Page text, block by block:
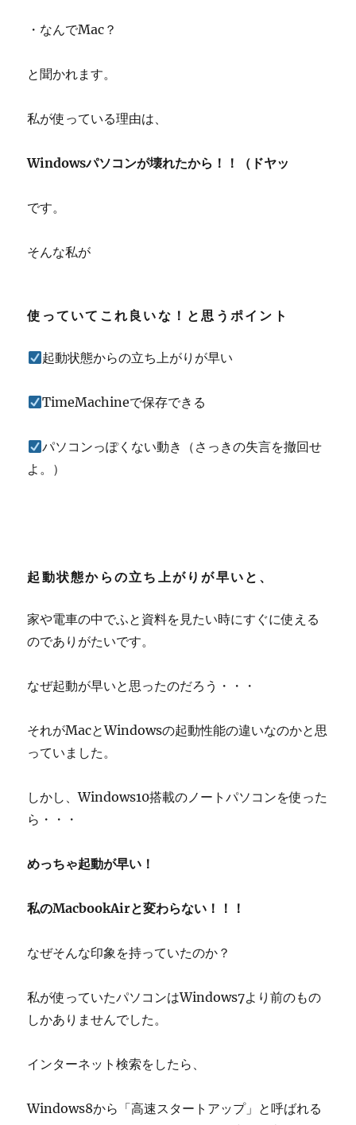
・なんでMac？
と聞かれます。
私が使っている理由は、
Windowsパソコンが壊れたから！！（ドヤッ
です。
そんな私が
使っていてこれ良いな！と思うポイント
起動状態からの立ち上がりが早い
TimeMachineで保存できる
パソコンっぽくない動き（さっきの失言を撤回せ
よ。）
起動状態からの立ち上がりが早いと、
家や電車の中でふと資料を見たい時にすぐに使える
のでありがたいです。
なぜ起動が早いと思ったのだろう・・・
それがMacとWindowsの起動性能の違いなのかと思
っていました。
しかし、Windows10搭載のノートパソコンを使った
ら・・・
めっちゃ起動が早い！
私のMacbookAirと変わらない！！！
なぜそんな印象を持っていたのか？
私が使っていたパソコンはWindows7より前のもの
しかありませんでした。
インターネット検索をしたら、
Windows8から「高速スタートアップ」と呼ばれる